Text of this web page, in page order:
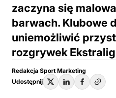
zaczyna się
barwach. Klubowe
uniemożliwić
rozgrywek
Redakcja Sport Marketing
Udostępnij